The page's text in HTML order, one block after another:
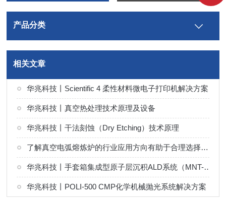
产品分类
相关文章
华兆科技丨Scientific 4 柔性材料微电子打印机解决方案
华兆科技丨真空热处理技术原理及设备
华兆科技丨干法刻蚀（Dry Etching）技术原理
了解真空电弧熔炼炉的行业应用方向有助于合理选择熔炼工艺
华兆科技丨手套箱集成型原子层沉积ALD系统（MNT-G 系列）解决方案
华兆科技丨POLI-500 CMP化学机械抛光系统解决方案